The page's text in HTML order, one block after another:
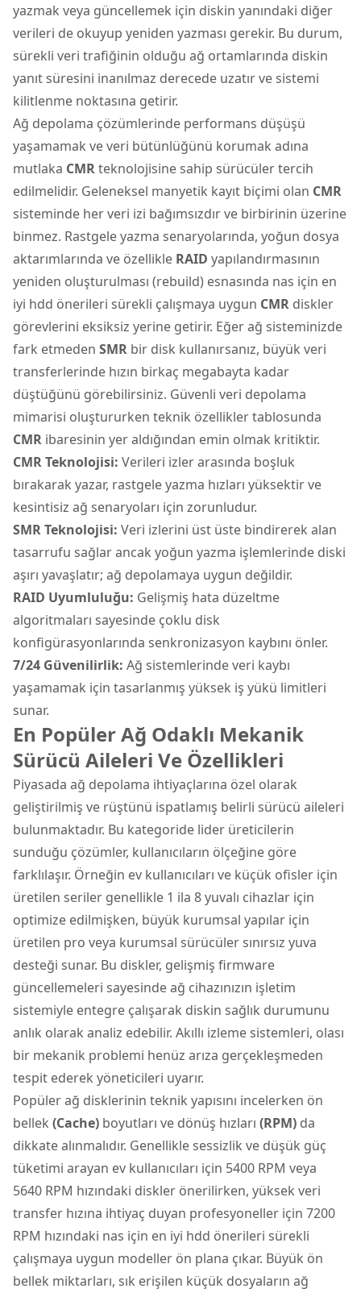
yazmak veya güncellemek için diskin yanındaki diğer
verileri de okuyup yeniden yazması gerekir. Bu durum,
sürekli veri trafiğinin olduğu ağ ortamlarında diskin
yanıt süresini inanılmaz derecede uzatır ve sistemi
kilitlenme noktasına getirir.
Ağ depolama çözümlerinde performans düşüşü
yaşamamak ve veri bütünlüğünü korumak adına
mutlaka CMRteknolojisine sahip sürücüler tercih
edilmelidir. Geleneksel manyetik kayıt biçimi olan CMR
sisteminde her veri izi bağımsızdır ve birbirinin üzerine
binmez. Rastgele yazma senaryolarında, yoğun dosya
aktarımlarında ve özellikle RAID yapılandırmasının
yeniden oluşturulması (rebuild) esnasında nas için en
iyi hdd önerileri sürekli çalışmaya uygun CMR diskler
görevlerini eksiksiz yerine getirir. Eğer ağ sisteminizde
fark etmeden SMR bir disk kullanırsanız, büyük veri
transferlerinde hızın birkaç megabayta kadar
düştüğünü görebilirsiniz. Güvenli veri depolama
mimarisi oluştururken teknik özellikler tablosunda
CMR ibaresinin yer aldığından emin olmak kritiktir.
CMR Teknolojisi: Verileri izler arasında boşluk
bırakarak yazar, rastgele yazma hızları yüksektir ve
kesintisiz ağ senaryoları için zorunludur.
SMR Teknolojisi: Veri izlerini üst üste bindirerek alan
tasarrufu sağlar ancak yoğun yazma işlemlerinde diski
aşırı yavaşlatır; ağ depolamaya uygun değildir.
RAID Uyumluluğu: Gelişmiş hata düzeltme
algoritmaları sayesinde çoklu disk
konfigürasyonlarında senkronizasyon kaybını önler.
7/24 Güvenilirlik: Ağ sistemlerinde veri kaybı
yaşamamak için tasarlanmış yüksek iş yükü limitleri
sunar.
En Popüler Ağ Odaklı Mekanik
Sürücü Aileleri Ve Özellikleri
Piyasada ağ depolama ihtiyaçlarına özel olarak
geliştirilmiş ve rüştünü ispatlamış belirli sürücü aileleri
bulunmaktadır. Bu kategoride lider üreticilerin
sunduğu çözümler, kullanıcıların ölçeğine göre
farklılaşır. Örneğin ev kullanıcıları ve küçük ofisler için
üretilen seriler genellikle 1 ila 8 yuvalı cihazlar için
optimize edilmişken, büyük kurumsal yapılar için
üretilen pro veya kurumsal sürücüler sınırsız yuva
desteği sunar. Bu diskler, gelişmiş firmware
güncellemeleri sayesinde ağ cihazınızın işletim
sistemiyle entegre çalışarak diskin sağlık durumunu
anlık olarak analiz edebilir. Akıllı izleme sistemleri, olası
bir mekanik problemi henüz arıza gerçekleşmeden
tespit ederek yöneticileri uyarır.
Popüler ağ disklerinin teknik yapısını incelerken ön
bellek (Cache) boyutları ve dönüş hızları (RPM) da
dikkate alınmalıdır. Genellikle sessizlik ve düşük güç
tüketimi arayan ev kullanıcıları için 5400 RPM veya
5640 RPM hızındaki diskler önerilirken, yüksek veri
transfer hızına ihtiyaç duyan profesyoneller için 7200
RPM hızındaki nas için en iyi hdd önerileri sürekli
çalışmaya uygun modeller ön plana çıkar. Büyük ön
bellek miktarları, sık erişilen küçük dosyaların ağ